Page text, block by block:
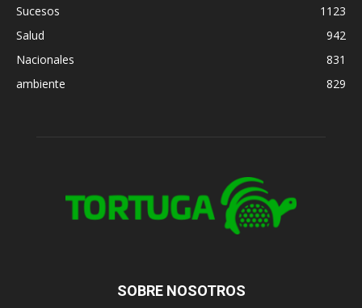
Sucesos
1123
Salud
942
Nacionales
831
ambiente
829
SOBRE NOSOTROS